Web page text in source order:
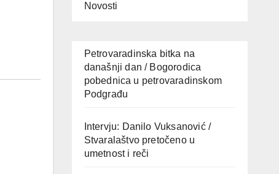
Novosti
Petrovaradinska bitka na
današnji dan / Bogorodica
pobednica u petrovaradinskom
Podgrađu
Intervju: Danilo Vuksanović /
Stvaralaštvo pretočeno u
umetnost i reči